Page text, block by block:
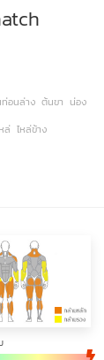
ท่อนล่าง ต้นขา น่อง
ล่ ไหล่ข้าง